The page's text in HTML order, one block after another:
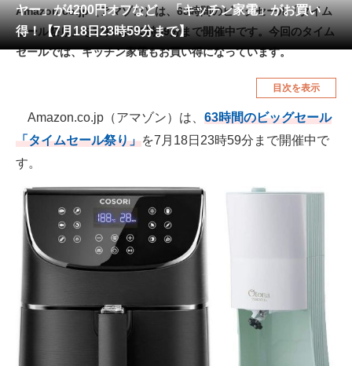
工具・DIY 本・DVD・CD
生活家電 生活用品
腕時計 車・バイク
釣り具・釣り用品 食品・飲料・お酒
食器・グラス・カトラリー
メディア
注目記事を集めた総合ページ
ITの今と未来を見通す
スマホと通信の最新トレンド
ヤー」が4200円オフなど 「キッチン家電」がお買い
得！【7月18日23時59分まで】
Amazon.co.jp（アマゾン）は、63時間のビッグセール「タイム
セール祭り」を7月18日23時59分まで開催中です。今回のタイム
セールでは、キッチン家電もお買い得になっています。
目次を表示
Amazon.co.jp（アマゾン）は、 63時間のビッグセール
「タイムセール祭り」を7月18日23時59分まで開催中で
す。